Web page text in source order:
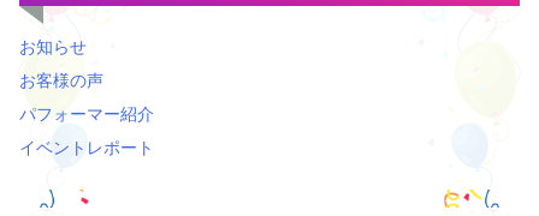
お知らせ
お客様の声
パフォーマー紹介
イベントレポート